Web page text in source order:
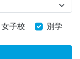
女子校 別学